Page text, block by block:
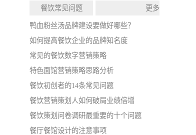
餐饮常见问题
更多
鸭血粉丝汤品牌建设要做好哪些？
如何提高餐饮企业的品牌知名度
常见的餐饮数字营销策略
特色面馆营销策略思路分析
餐饮初创者的14条常见问题
餐饮营销策划人如何破局业绩倍增
餐饮策划问卷调研最重要的十个问题
餐厅餐馆设计的注意事项